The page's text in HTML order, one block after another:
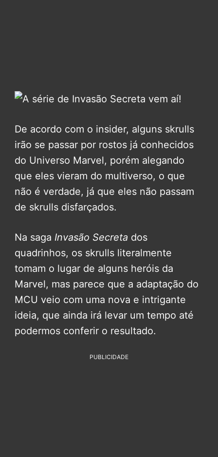
De acordo com o insider, alguns skrulls
irão se passar por rostos já conhecidos
do Universo Marvel, porém alegando
que eles vieram do multiverso, o que
não é verdade, já que eles não passam
de skrulls disfarçados.
Na saga Invasão Secreta dos
quadrinhos, os skrulls literalmente
tomam o lugar de alguns heróis da
Marvel, mas parece que a adaptação do
MCU veio com uma nova e intrigante
ideia, que ainda irá levar um tempo até
podermos conferir o resultado.
PUBLICIDADE